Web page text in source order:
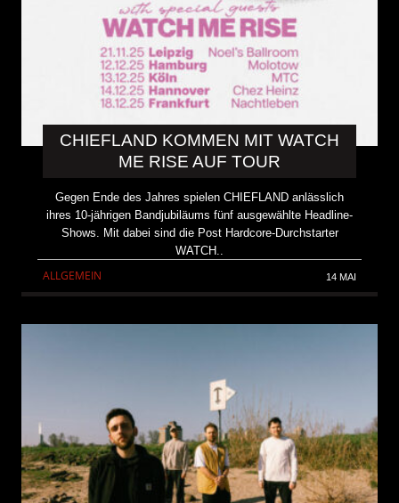
CHIEFLAND KOMMEN MIT WATCH
ME RISE AUF TOUR
Gegen Ende des Jahres spielen CHIEFLAND anlässlich
ihres 10-jährigen Bandjubiläums fünf ausgewählte Headline-
Shows. Mit dabei sind die Post Hardcore-Durchstarter
WATCH..
ALLGEMEIN 14 MAI